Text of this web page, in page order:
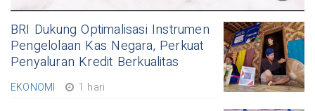
BRI Dukung Optimalisasi Instrumen
Pengelolaan Kas Negara, Perkuat
Penyaluran Kredit Berkualitas
EKONOMI 1 hari